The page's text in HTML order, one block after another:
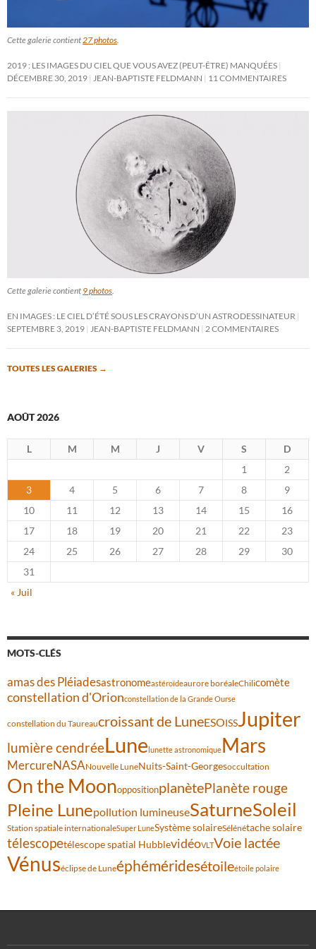
Cette galerie contient27 photos.
2019 : LES IMAGES DU CIEL QUE VOUS AVEZ (PEUT-ÊTRE) MANQUÉES
DÉCEMBRE 30, 2019 JEAN-BAPTISTE FELDMANN 11 COMMENTAIRES
Cette galerie contient 9 photos.
EN IMAGES : LE CIEL D’ÉTÉ SOUS LES CRAYONS D’UN ASTRODESSINATEUR
SEPTEMBRE 3, 2019 JEAN-BAPTISTE FELDMANN 2 COMMENTAIRES
TOUTES LES GALERIES →
AOÛT 2026
L M M J V S
D
1
2
3
4 5 6 7 8
9
10
11 12 13 14 15
16
17
18 19 20 21 22
23
24
25 26 27 28 29
30
31
« Juil
MOTS-CLÉS
amas des Pléiadesastronomeastéroïdeaurore boréaleChilicomète
constellation d'Orionconstellation de la Grande Ourse
constellation du Taureaucroissant de LuneESOISSJupiter
lumière cendréeLunelunette astronomiqueMars
MercureNASANouvelle LuneNuits-Saint-Georgesoccultation
On the MoonoppositionplanètePlanète rouge
Pleine Lunepollution lumineuseSaturneSoleil
Station spatiale internationaleSuper LuneSystème solaireSélénétache solaire
télescopetélescope spatial HubblevidéoVLTVoie lactée
Vénuséclipse de Luneéphéméridesétoileétoile polaire